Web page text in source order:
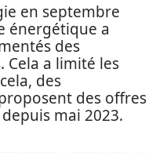
en septembre
énergétique a
des
a limité les
des
des offres
mai 2023.